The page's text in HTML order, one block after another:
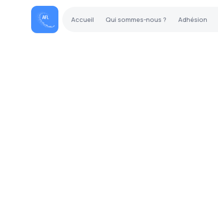
Accueil Qui sommes-nous ? Adhésion